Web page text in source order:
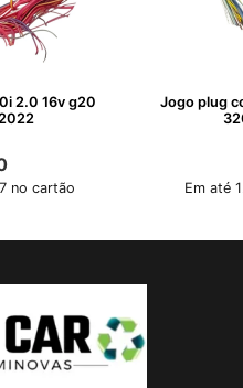
2.0 16v g20
no cartão
Jogo plug
Em até